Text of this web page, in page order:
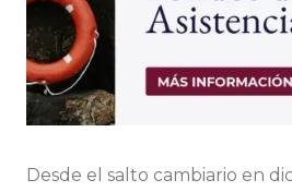
Desde el salto cambiario en